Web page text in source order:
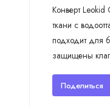
Конверт
ткани с
подходит для
защищены
Поделиться